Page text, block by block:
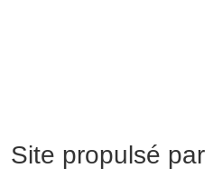
Site propulsé par